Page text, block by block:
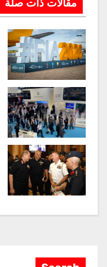
مقالات ذات صلة